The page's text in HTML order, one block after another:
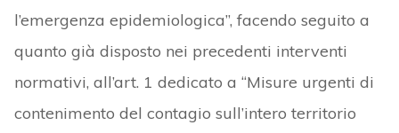
l’emergenza epidemiologica”, facendo seguito a
quanto già disposto nei precedenti interventi
normativi, all’art. 1 dedicato a “Misure urgenti di
contenimento del contagio sull’intero territorio